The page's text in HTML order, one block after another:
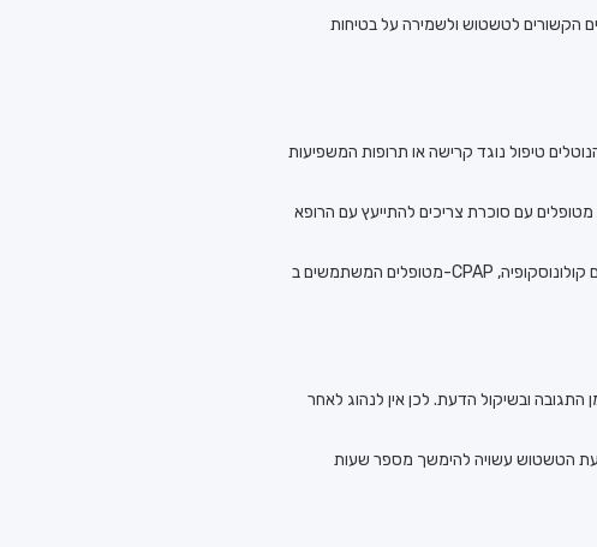
הקשורים לטשטוש ולשמירה על בטיחות
טיפול נוגד קרישה או תרופות המשפיעות
עם סוכרת צריכים להתייעץ עם הרופא
מטופלים המשתמשים ב-CPAP עקב דום נשימה בשינה נדרשים להביא את המכשיר לבדיקה. אם מתבצעת גסטרוסקופיה כבדיקה יחידה או בשילוב עם קולונוסקופיה,
התגובה ובשיקול הדעת. לכן אין לנהוג לאחר